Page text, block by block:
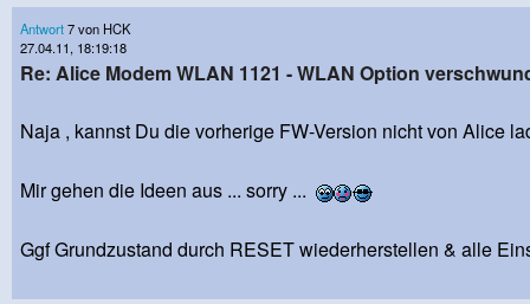
Antwort7 von HCK
27.04.11, 18:19:18
Re: Alice Modem WLAN 1121 - WLAN Option
Naja , kannst Du die vorherige FW-Version nicht von Alice
Mir gehen die Ideen aus ... sorry ...
Ggf Grundzustand durch RESET wiederherstellen & alle